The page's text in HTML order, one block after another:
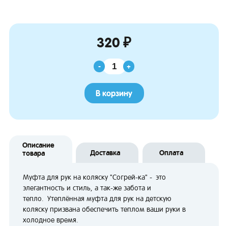
320 ₽
- +
В корзину
Описание
товара
Доставка Оплата
Муфта для рук на коляску "Согрей-ка" - это
элегантность и стиль, а так-же забота и
тепло. Утеплённая муфта для рук на детскую
коляску призвана обеспечить теплом ваши руки в
холодное время.